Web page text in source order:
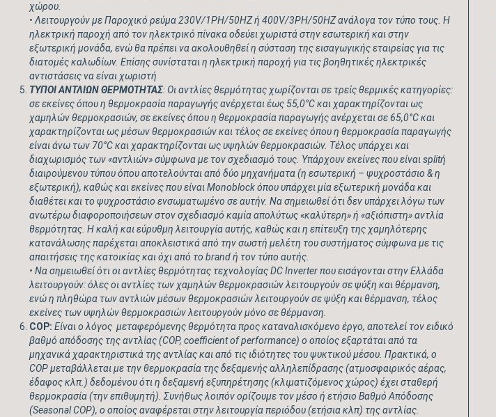
χώρου.
• Λειτουργούν με Παροχικό ρεύμα 230V/1PH/50HZή 400V/3PH/50HZανάλογα τον τύπο τους. Η
ηλεκτρική παροχή από τον ηλεκτρικό πίνακα οδεύει χωριστά στην εσωτερική και στην
εξωτερική μονάδα, ενώ θα πρέπει να ακολουθηθεί η σύσταση της εισαγωγικής εταιρείας για τις
διατομές καλωδίων. Επίσης συνίσταται η ηλεκτρική παροχή για τις βοηθητικές ηλεκτρικές
αντιστάσεις να είναι χωριστή
ΤΥΠΟΙ ΑΝΤΛΙΩΝ ΘΕΡΜΟΤΗΤΑΣ: Οι αντλίες θερμότητας χωρίζονται σε τρείς θερμικές κατηγορίες:
σε εκείνες όπου η θερμοκρασία παραγωγής ανέρχεται έως 55,0°Cκαι χαρακτηρίζονται ως
χαμηλών θερμοκρασιών, σε εκείνες όπου η θερμοκρασία παραγωγής ανέρχεται σε 65,0°Cκαι
χαρακτηρίζονται ως μέσων θερμοκρασιών και τέλος σε εκείνες όπου η θερμοκρασία παραγωγής
είναι άνω των 70°Cκαι χαρακτηρίζονται ως υψηλών θερμοκρασιών. Τέλος υπάρχει και
διαχωρισμός των «αντλιών» σύμφωνα με τον σχεδιασμό τους. Υπάρχουν εκείνες που είναι splitή
διαιρούμενου τύπου όπου αποτελούνται από δύο μηχανήματα (η εσωτερική – ψυχροστάσιο & η
εξωτερική), καθώς και εκείνες που είναι Monoblockόπου υπάρχει μία εξωτερική μονάδα και
διαθέτει και το ψυχροστάσιο ενσωματωμένο σε αυτήν. Να σημειωθεί ότι δεν υπάρχει λόγω των
ανωτέρω διαφοροποιήσεων στον σχεδιασμό καμία απολύτως «καλύτερη» ή «αξιόπιστη» αντλία
θερμότητας. Η καλή και εύρυθμη λειτουργία αυτής, καθώς και η επίτευξη της χαμηλότερης
κατανάλωσης παρέχεται αποκλειστικά από την σωστή μελέτη του συστήματος σύμφωνα με τις
απαιτήσεις της κατοικίας και όχι από το brandή τον τύπο αυτής.
• Να σημειωθεί ότι οι αντλίες θερμότητας τεχνολογίαςDC Inverterπου εισάγονται στην Ελλάδα
λειτουργούν: όλες οι αντλίες των χαμηλών θερμοκρασιών λειτουργούν σε ψύξη και θέρμανση,
ενώ η πληθώρα των αντλιών μέσων θερμοκρασιών λειτουργούν σε ψύξη και θέρμανση, τέλος
εκείνες των υψηλών θερμοκρασιών λειτουργούν μόνο σε θέρμανση.
COP: Είναι ο λόγος μεταφερόμενης θερμότητα προς καταναλισκόμενο έργο, αποτελεί τον ειδικό
βαθμό απόδοσης της αντλίας (COP, coefficient of performance) ο οποίος εξαρτάται από τα
μηχανικά χαρακτηριστικά της αντλίας και από τις ιδιότητες του ψυκτικού μέσου. Πρακτικά, ο
COPμεταβάλλεται με την θερμοκρασία της δεξαμενής αλληλεπίδρασης (ατμοσφαιρικός αέρας,
έδαφος κλπ.) δεδομένου ότι η δεξαμενή εξυπηρέτησης (κλιματιζόμενος χώρος) έχει σταθερή
θερμοκρασία (την επιθυμητή). Συνήθως λοιπόν ορίζουμε τον μέσο ή ετήσιο Βαθμό Απόδοσης
(Seasonal COP), ο οποίος αναφέρεται στην λειτουργία περιόδου (ετήσια κλπ) της αντλίας.